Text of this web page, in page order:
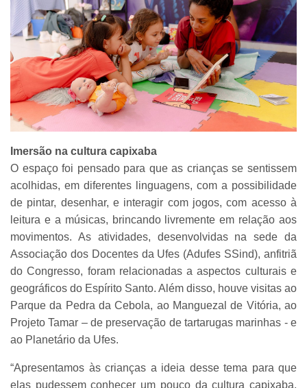
Imersão na cultura capixaba
O espaço foi pensado para que as crianças se sentissem
acolhidas, em diferentes linguagens, com a possibilidade
de pintar, desenhar, e interagir com jogos, com acesso à
leitura e a músicas, brincando livremente em relação aos
movimentos. As atividades, desenvolvidas na sede da
Associação dos Docentes da Ufes (Adufes SSind), anfitriã
do Congresso, foram relacionadas a aspectos culturais e
geográficos do Espírito Santo. Além disso, houve visitas ao
Parque da Pedra da Cebola, ao Manguezal de Vitória, ao
Projeto Tamar – de preservação de tartarugas marinhas - e
ao Planetário da Ufes.
“Apresentamos às crianças a ideia desse tema para que
elas pudessem conhecer um pouco da cultura capixaba,